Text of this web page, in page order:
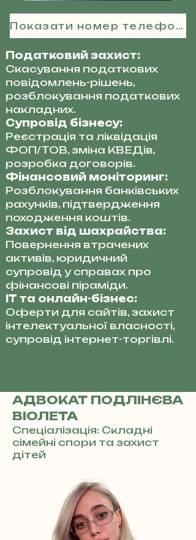
Показати номер телефону
Податковий захист:
Скасування податкових
повідомлень-рішень,
розблокування податкових
накладних.
Супровід бізнесу:
Реєстрація та ліквідація
ФОП/ТОВ, зміна КВЕДів,
розробка договорів.
Фінансовий моніторинг:
Розблокування банківських
рахунків, підтвердження
походження коштів.
Захист від шахрайства:
Повернення втрачених
активів, юридичний
супровід у справах про
фінансові піраміди.
IT та онлайн-бізнес:
Оферти для сайтів, захист
інтелектуальної власності,
супровід інтернет-торгівлі.
АДВОКАТ ПОДЛІНЄВА
ВІОЛЕТА
Спеціалізація: Складні
сімейні спори та захист
дітей